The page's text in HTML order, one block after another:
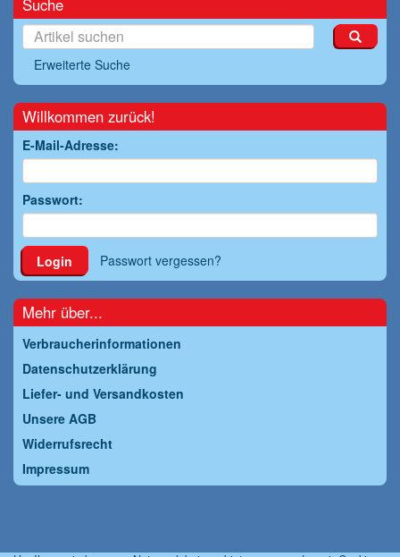
Suche
Erweiterte Suche
Willkommen zurück!
E-Mail-Adresse:
Passwort:
Login Passwort vergessen?
Mehr über...
Verbraucherinformationen
Datenschutzerklärung
Liefer- und Versandkosten
Unsere AGB
Widerrufsrecht
Impressum